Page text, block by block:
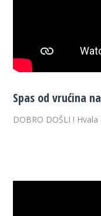
Spas od vrućina
DOBRO DOŠLI ! Hvala